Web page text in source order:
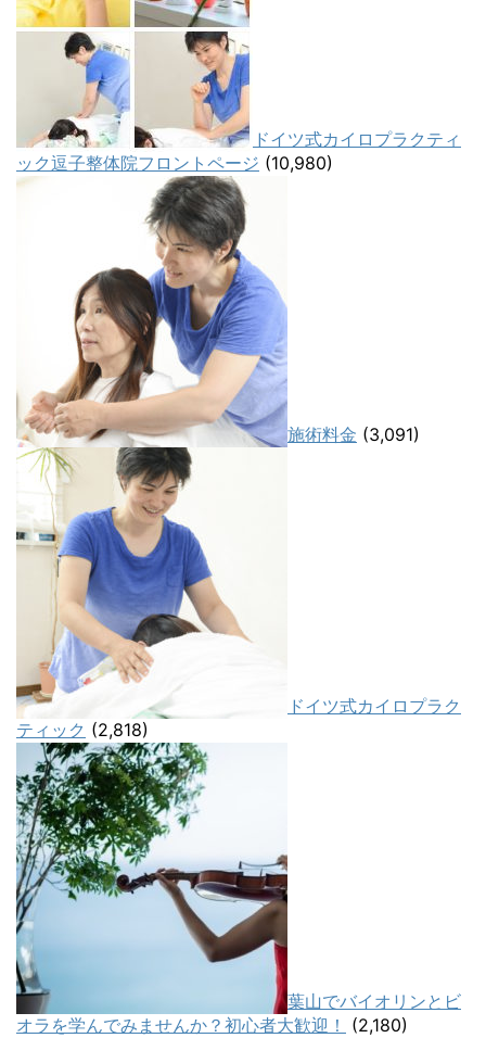
ドイツ式カイロプラクティ
ック逗子整体院フロントページ (10,980)
施術料金 (3,091)
ドイツ式カイロプラク
ティック (2,818)
葉山でバイオリンとビ
オラを学んでみませんか？初心者大歓迎！
(2,180)